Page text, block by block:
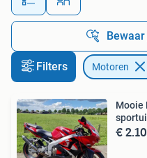
Filters Motoren
Mooie
€